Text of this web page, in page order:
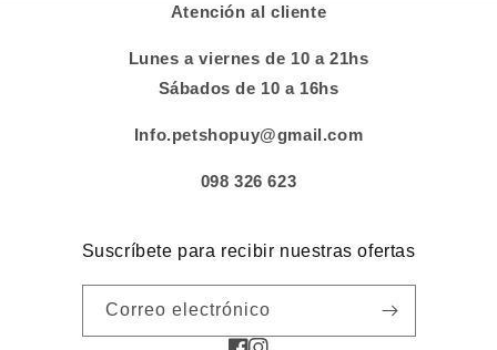
Atención al cliente
Lunes a viernes de 10 a 21hs
Sábados de 10 a 16hs
Info.petshopuy@gmail.com
098 326 623
Suscríbete para recibir nuestras ofertas
Correo electrónico